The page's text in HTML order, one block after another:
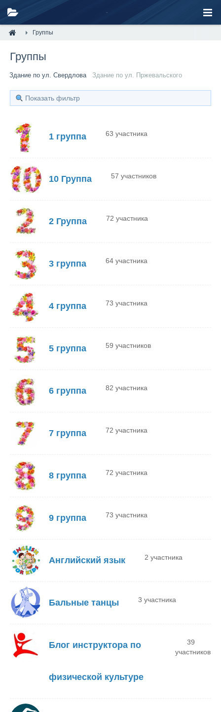
Группы
Группы
Здание по ул. Свердлова Здание по ул. Пржевальского
Показать фильтр
1 группа 63 участника
10 Группа 57 участников
2 Группа 72 участника
3 группа 64 участника
4 группа 73 участника
5 группа 59 участников
6 группа 82 участника
7 группа 72 участника
8 группа 72 участника
9 группа 73 участника
Английский язык 2 участника
Бальные танцы 3 участника
Блог инструктора по
физической культуре
39
участников